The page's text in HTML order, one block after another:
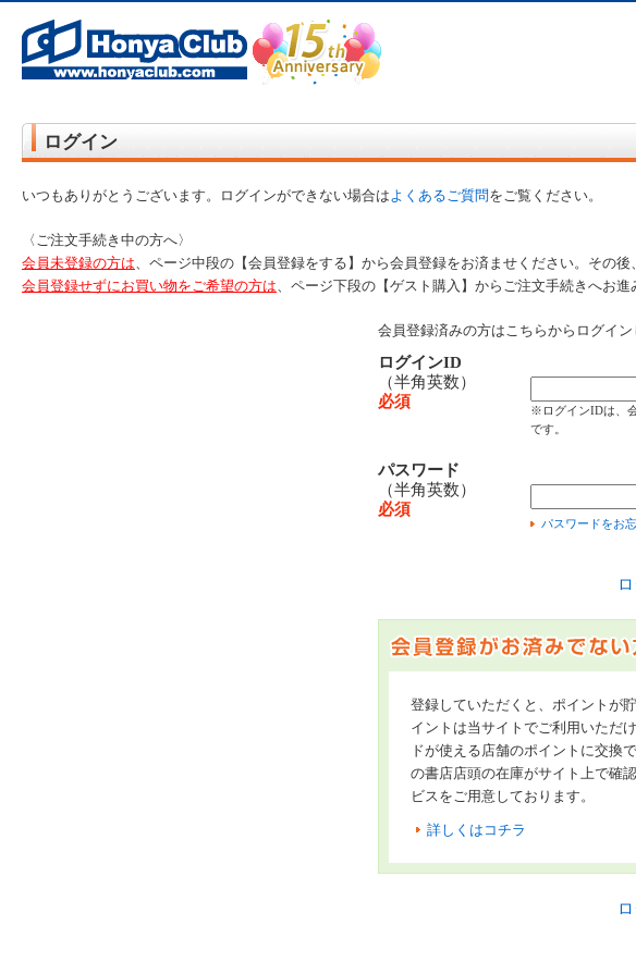
ログイン
いつもありがとうございます。ログインができない場合はよくあるご質問をご覧ください。
〈ご注文手続き中の方へ〉
会員未登録の方は、ページ中段の【会員登録をする】から会員登録をお済ませください。その
会員登録せずにお買い物をご希望の方は、ページ下段の【ゲスト購入】からご注文手続きへお進
会員登録済みの方はこちらからログイ
ログインID
（半角英数）
必須
※ログインIDは、
です。
パスワード
（半角英数）
必須
パスワードをお
登録していただくと、ポイントが
イントは当サイトでご利用いただ
ドが使える店舗のポイントに交換
の書店店頭の在庫がサイト上で確
ビスをご用意しております。
詳しくはコチラ